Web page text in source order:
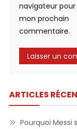
navigateur pour
mon prochain
commentaire.
ARTICLES
Pourquoi Messi